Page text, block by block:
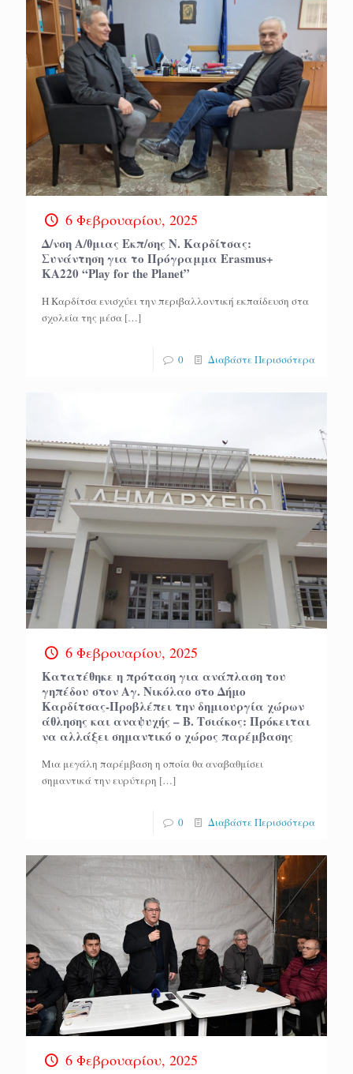
6 Φεβρουαρίου, 2025
Δ/νση Α/θμιας Εκπ/σης Ν. Καρδίτσας:
Συνάντηση για το Πρόγραμμα Erasmus+
KA220 “Play for the Planet”
Η Καρδίτσα ενισχύει την περιβαλλοντική εκπαίδευση στα
σχολεία της μέσα […]
0 Διαβάστε Περισσότερα
6 Φεβρουαρίου, 2025
Κατατέθηκε η πρόταση για ανάπλαση του
γηπέδου στον Αγ. Νικόλαο στο Δήμο
Καρδίτσας-Προβλέπει την δημιουργία χώρων
άθλησης και αναψυχής – Β. Τσιάκος: Πρόκειται
να αλλάξει σημαντικό ο χώρος παρέμβασης
Μια μεγάλη παρέμβαση η οποία θα αναβαθμίσει
σημαντικά την ευρύτερη […]
0 Διαβάστε Περισσότερα
6 Φεβρουαρίου, 2025